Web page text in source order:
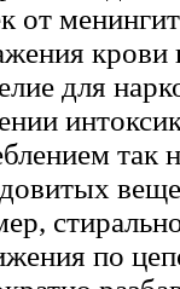
от
крови
для
так
по